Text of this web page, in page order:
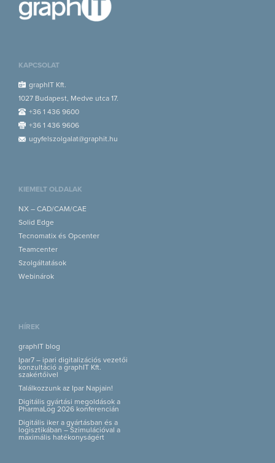
KAPCSOLAT
graphIT Kft.
1027 Budapest, Medve utca 17.
+36 1 436 9600
+36 1 436 9606
ugyfelszolgalat@graphit.hu
KIEMELT OLDALAK
NX – CAD/CAM/CAE
Solid Edge
Tecnomatix és Opcenter
Teamcenter
Szolgáltatások
Webinárok
HÍREK
graphIT blog
Ipar7 – ipari digitalizációs vezetői
konzultáció a graphIT Kft.
szakértőivel
Találkozzunk az Ipar Napjain!
Digitális gyártási megoldások a
PharmaLog 2026 konferencián
Digitális iker a gyártásban és a
logisztikában – Szimulációval a
maximális hatékonyságért